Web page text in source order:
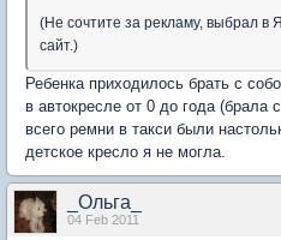
(Не сочтите за рекламу, выбрал в
сайт.)
Ребенка приходилось брать с
в автокресле от 0 до года
всего ремни в такси были
детское кресло я не могла.
_Ольга_
04 Feb 2011